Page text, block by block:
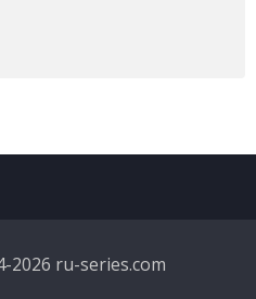
2026 ru-series.com